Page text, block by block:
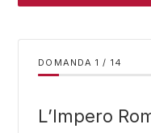
DOMANDA / 14
L’Impero